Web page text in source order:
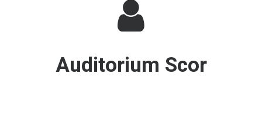
Auditorium Scor